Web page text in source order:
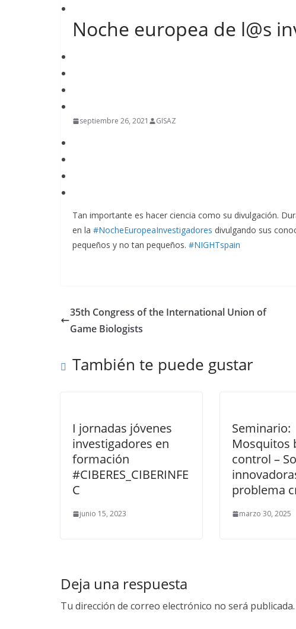
Noche europea de l@s
septiembre 26, 2021 GISAZ
Tan importante es hacer ciencia como su divulgación.
en la #NocheEuropeaInvestigadores divulgando sus
pequeños y no tan pequeños. #NIGHTspain
35th Congress of the International Union of
Game Biologists
También te puede gustar
I jornadas jóvenes
investigadores en
formación
#CIBERES_CIBERINFE
C
junio 15, 2023
Seminario:
Mosquitos
control –
problema
marzo 30, 2025
Deja una respuesta
Tu dirección de correo electrónico no será publicada.